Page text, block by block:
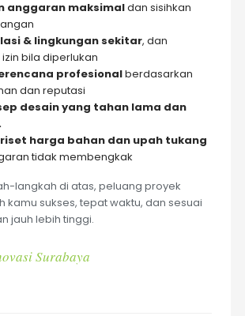
anggaran maksimaldan sisihkan
& lingkungan sekitar, dan
bila diperlukan
profesionalberdasarkan
dan reputasi
desain yang tahan lama dan
harga bahan dan upah tukang
tidak membengkak
langkah di atas, peluang proyek
kamu sukses, tepat waktu, dan sesuai
jauh lebih tinggi.
Surabaya